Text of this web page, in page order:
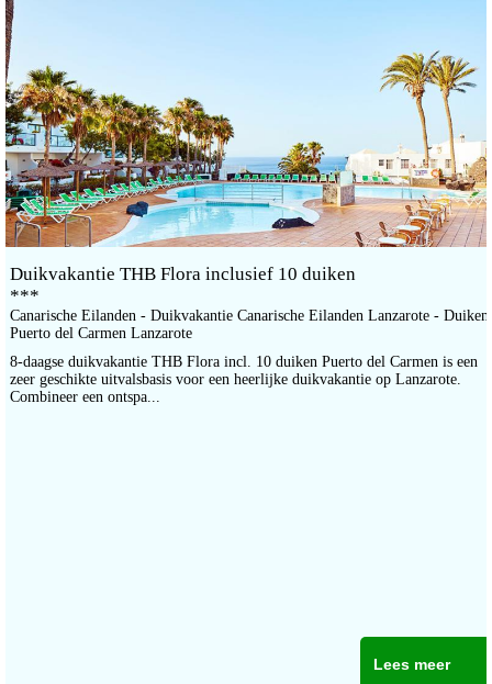
Duikvakantie THB Flora inclusief 10 duiken
***
Canarische Eilanden - Duikvakantie Canarische Eilanden Lanzarote - Duiken
Puerto del Carmen Lanzarote
8-daagse duikvakantie THB Flora incl. 10 duiken Puerto del Carmen is een
zeer geschikte uitvalsbasis voor een heerlijke duikvakantie op Lanzarote.
Combineer een ontspa...
Lees meer